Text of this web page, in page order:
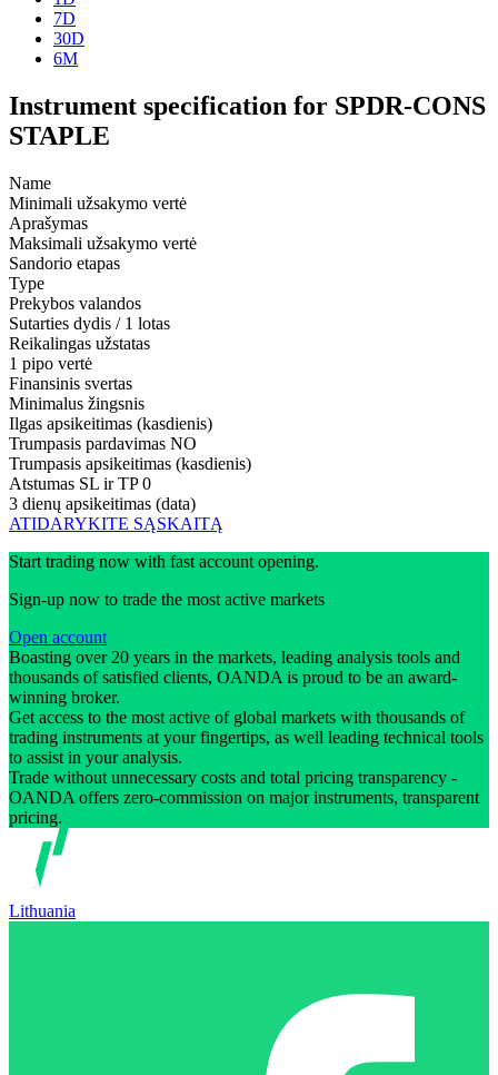
7D
30D
6M
Instrument specification for SPDR-CONS
STAPLE
Name
Minimali užsakymo vertė
Aprašymas
Maksimali užsakymo vertė
Sandorio etapas
Type
Prekybos valandos
Sutarties dydis / 1 lotas
Reikalingas užstatas
1 pipo vertė
Finansinis svertas
Minimalus žingsnis
Ilgas apsikeitimas (kasdienis)
Trumpasis pardavimas NO
Trumpasis apsikeitimas (kasdienis)
Atstumas SL ir TP 0
3 dienų apsikeitimas (data)
ATIDARYKITE SĄSKAITĄ
Start trading now with fast account opening.
Sign-up now to trade the most active markets
Open account
Boasting over 20 years in the markets, leading analysis tools and
thousands of satisfied clients, OANDA is proud to be an award-
winning broker.
Get access to the most active of global markets with thousands of
trading instruments at your fingertips, as well leading technical tools
to assist in your analysis.
Trade without unnecessary costs and total pricing transparency -
OANDA offers zero-commission on major instruments, transparent
pricing.
Lithuania